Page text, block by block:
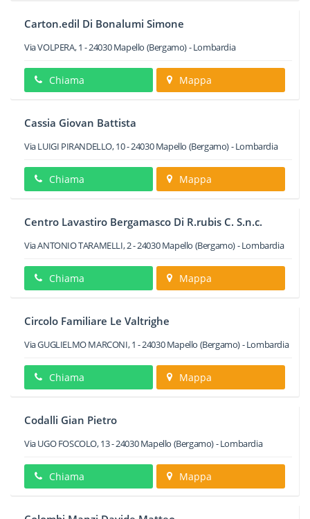
Carton.edil Di Bonalumi Simone
Via VOLPERA, 1 -24030 Mapello (Bergamo) -Lombardia
Chiama Mappa
Cassia Giovan Battista
Via LUIGI PIRANDELLO, 10-24030 Mapello (Bergamo) -Lombardia
Chiama Mappa
Centro Lavastiro Bergamasco Di R.rubis C. S.n.c.
Via ANTONIO TARAMELLI, 2-24030 Mapello (Bergamo) -Lombardia
Chiama Mappa
Circolo Familiare Le Valtrighe
Via GUGLIELMO MARCONI, 1 -24030 Mapello (Bergamo) -Lombardia
Chiama Mappa
Codalli Gian Pietro
Via UGO FOSCOLO, 13-24030 Mapello (Bergamo) -Lombardia
Chiama Mappa